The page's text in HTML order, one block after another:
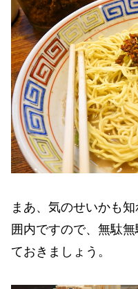
まあ、気のせいかも
囲内ですので、無駄
ておきましょう。